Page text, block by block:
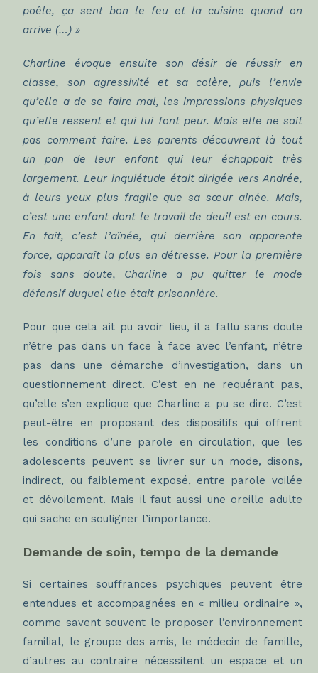
poêle, ça sent bon le feu et la cuisine quand on
arrive (…) »
Charline évoque ensuite son désir de réussir en
classe, son agressivité et sa colère, puis l’envie
qu’elle a de se faire mal, les impressions physiques
qu’elle ressent et qui lui font peur. Mais elle ne sait
pas comment faire. Les parents découvrent là tout
un pan de leur enfant qui leur échappait très
largement. Leur inquiétude était dirigée vers Andrée,
à leurs yeux plus fragile que sa sœur ainée. Mais,
c’est une enfant dont le travail de deuil est en cours.
En fait, c’est l’aînée, qui derrière son apparente
force, apparaît la plus en détresse. Pour la première
fois sans doute, Charline a pu quitter le mode
défensif duquel elle était prisonnière.
Pour que cela ait pu avoir lieu, il a fallu sans doute
n’être pas dans un face à face avec l’enfant, n’être
pas dans une démarche d’investigation, dans un
questionnement direct. C’est en ne requérant pas,
qu’elle s’en explique que Charline a pu se dire. C’est
peut-être en proposant des dispositifs qui offrent
les conditions d’une parole en circulation, que les
adolescents peuvent se livrer sur un mode, disons,
indirect, ou faiblement exposé, entre parole voilée
et dévoilement. Mais il faut aussi une oreille adulte
qui sache en souligner l’importance.
Demande de soin, tempo de la demande
Si certaines souffrances psychiques peuvent être
entendues et accompagnées en « milieu ordinaire »,
comme savent souvent le proposer l’environnement
familial, le groupe des amis, le médecin de famille,
d’autres au contraire nécessitent un espace et un